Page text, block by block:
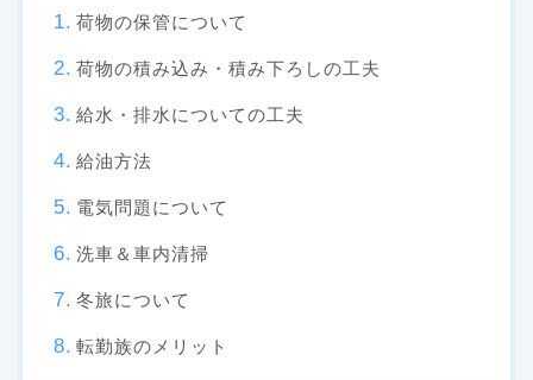
荷物の保管について
荷物の積み込み・積み下ろしの工夫
給水・排水についての工夫
給油方法
電気問題について
洗車＆車内清掃
冬旅について
転勤族のメリット